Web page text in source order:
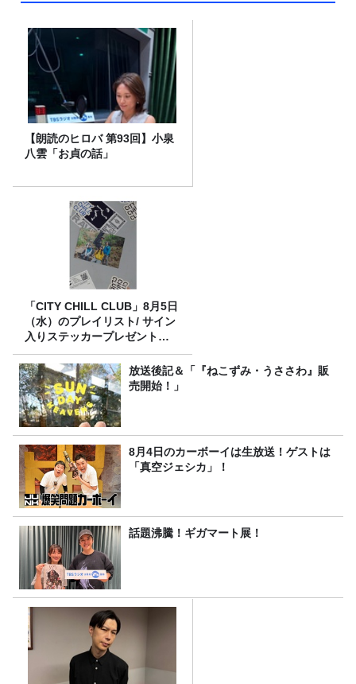
【朗読のヒロバ 第93回】小泉
八雲「お貞の話」
「CITY CHILL CLUB」8月5日
（水）のプレイリスト/ サイン
入りステッカープレゼント有
り
放送後記＆「『ねこずみ・うささわ』販
売開始！」
8月4日のカーボーイは生放送！ゲストは
「真空ジェシカ」！
話題沸騰！ギガマート展！